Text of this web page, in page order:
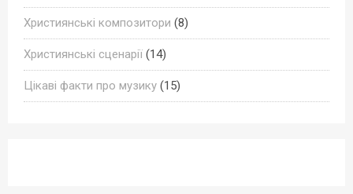
Християнські композитори (8)
Християнські сценарії (14)
Цікаві факти про музику (15)